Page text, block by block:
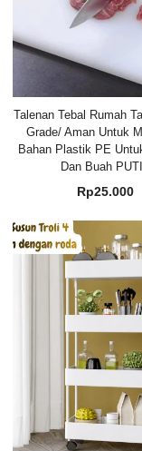
Talenan Tebal Rumah
Grade/ Aman Untuk
Bahan Plastik PE
Dan Buah
Rp25.000